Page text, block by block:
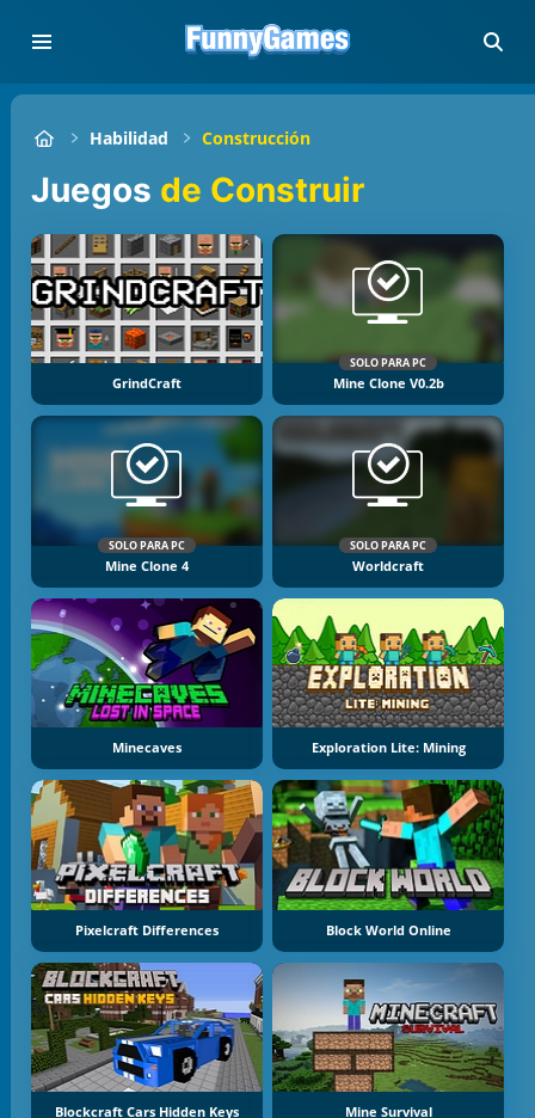
Habilidad Construcción
Juegos de Construir
GrindCraft
SOLO PARA PC
Mine Clone V0.2b
SOLO PARA PC
Mine Clone 4
SOLO PARA PC
Worldcraft
Minecaves Exploration Lite: Mining
Pixelcraft Differences Block World Online
Blockcraft Cars Hidden Keys Mine Survival